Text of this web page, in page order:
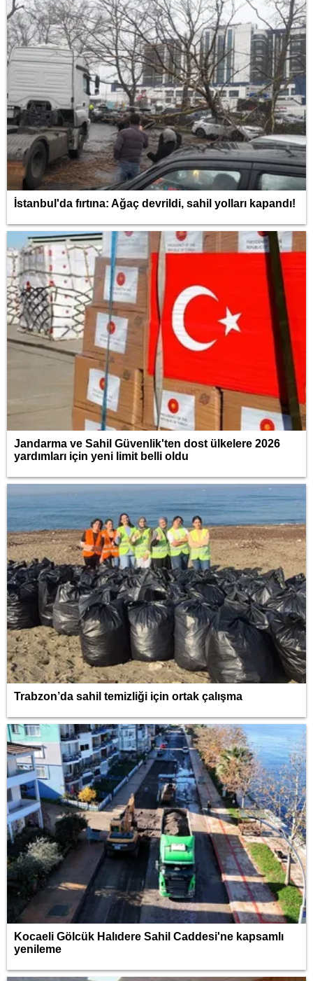
İstanbul'da fırtına: Ağaç devrildi, sahil yolları kapandı!
Jandarma ve Sahil Güvenlik'ten dost ülkelere 2026
yardımları için yeni limit belli oldu
Trabzon’da sahil temizliği için ortak çalışma
Kocaeli Gölcük Halıdere Sahil Caddesi'ne kapsamlı
yenileme